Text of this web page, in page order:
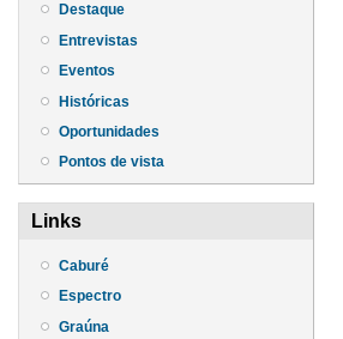
Destaque
Entrevistas
Eventos
Históricas
Oportunidades
Pontos de vista
Links
Caburé
Espectro
Graúna